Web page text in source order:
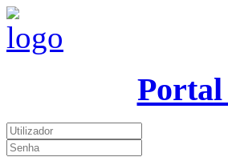
Portal